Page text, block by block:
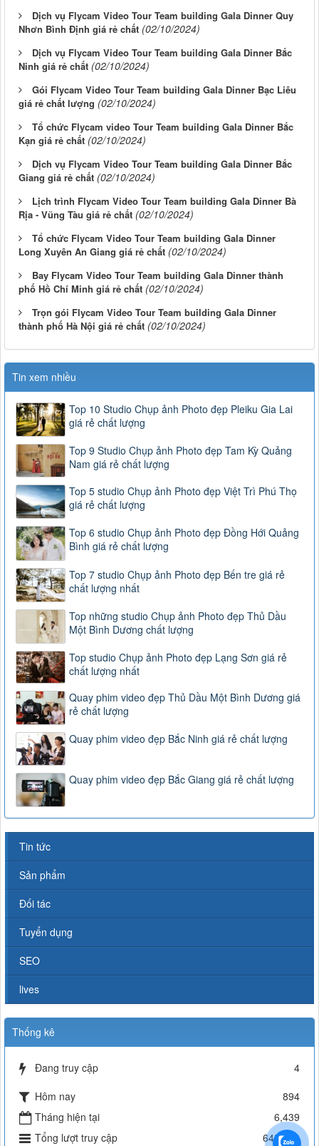
Dịch vụ Flycam Video Tour Team building Gala Dinner Quy
Nhơn Bình Định giá rẻ chất (02/10/2024)
Dịch vụ Flycam Video Tour Team building Gala Dinner Bắc
Ninh giá rẻ chất (02/10/2024)
Gói Flycam Video Tour Team building Gala Dinner Bạc Liêu
giá rẻ chất lượng (02/10/2024)
Tổ chức Flycam video Tour Team building Gala Dinner Bắc
Kạn giá rẻ chất (02/10/2024)
Dịch vụ Flycam Video Tour Team building Gala Dinner Bắc
Giang giá rẻ chất (02/10/2024)
Lịch trình Flycam Video Tour Team building Gala Dinner Bà
Rịa - Vũng Tàu giá rẻ chất (02/10/2024)
Tổ chức Flycam Video Tour Team building Gala Dinner
Long Xuyên An Giang giá rẻ chất (02/10/2024)
Bay Flycam Video Tour Team building Gala Dinner thành
phố Hồ Chí Minh giá rẻ chất (02/10/2024)
Trọn gói Flycam Video Tour Team building Gala Dinner
thành phố Hà Nội giá rẻ chất (02/10/2024)
Tin xem nhiều
Top 10 Studio Chụp ảnh Photo đẹp Pleiku Gia Lai
giá rẻ chất lượng
Top 9 Studio Chụp ảnh Photo đẹp Tam Kỳ Quảng
Nam giá rẻ chất lượng
Top 5 studio Chụp ảnh Photo đẹp Việt Trì Phú Thọ
giá rẻ chất lượng
Top 6 studio Chụp ảnh Photo đẹp Đồng Hới Quảng
Bình giá rẻ chất lượng
Top 7 studio Chụp ảnh Photo đẹp Bến tre giá rẻ
chất lượng nhất
Top những studio Chụp ảnh Photo đẹp Thủ Dầu
Một Bình Dương chất lượng
Top studio Chụp ảnh Photo đẹp Lạng Sơn giá rẻ
chất lượng nhất
Quay phim video đẹp Thủ Dầu Một Bình Dương giá
rẻ chất lượng
Quay phim video đẹp Bắc Ninh giá rẻ chất lượng
Quay phim video đẹp Bắc Giang giá rẻ chất lượng
Tin tức
Sản phẩm
Đối tác
Tuyển dụng
SEO
lives
Thống kê
Đang truy cập
4
Hôm nay
894
Tháng hiện tại
6,439
Tổng lượt truy cập
643,270